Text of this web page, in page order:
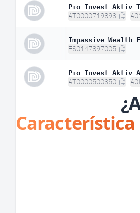
Pro Invest Aktiv T
AT0000719893
Impassive Wealth
ES0147897005
Pro Invest Aktiv A
AT0000500350